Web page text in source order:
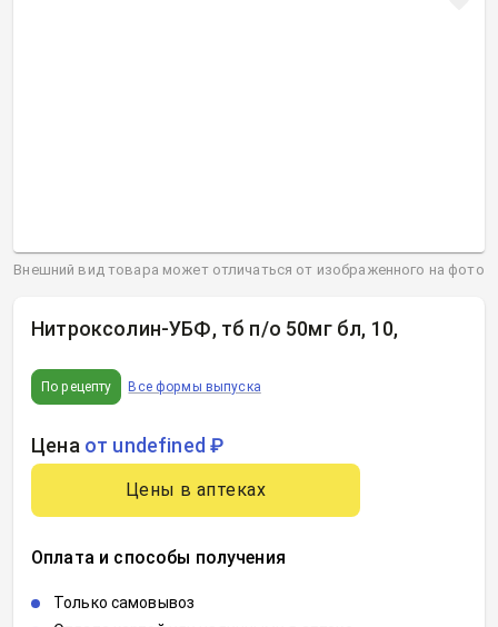
Нитроксолин-УБФ, тб п/о 50мг бл, 10,
По рецепту Все формы выпуска
Цена от undefined ₽
Цены в аптеках
Оплата и способы получения
Только самовывоз
Внешний вид товара может отличаться от изображенного на фото